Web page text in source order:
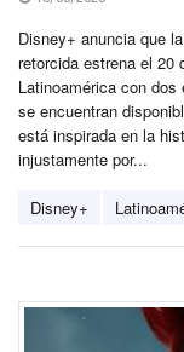
Disney+ anuncia que
retorcida estrena el 20
Latinoamérica con
se encuentran
está inspirada en la
injustamente por...
Disney+